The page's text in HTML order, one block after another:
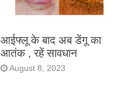
आईफ्लू के बाद अब डेंगू का
आतंक , रहें सावधान
August 8, 2023